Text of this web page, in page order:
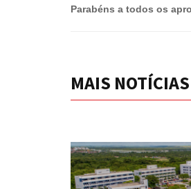
Parabéns a todos os
MAIS NOTÍCIAS